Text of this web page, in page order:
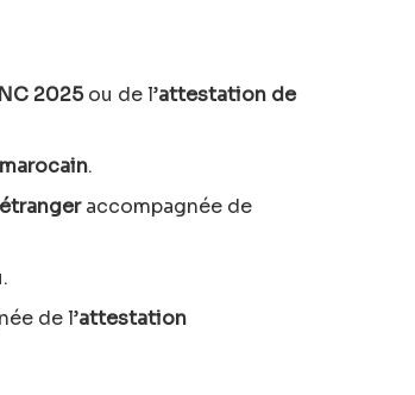
2025ou de l’attestation de
.
accompagnée de
de l’attestation